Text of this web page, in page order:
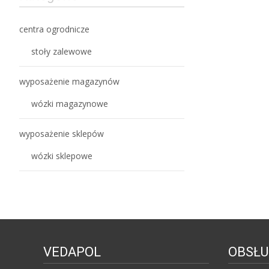
centra ogrodnicze
stoły zalewowe
wyposażenie magazynów
wózki magazynowe
wyposażenie sklepów
wózki sklepowe
VEDAPOL